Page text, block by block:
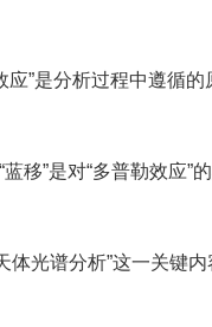
”是分析过程中遵循的
移”是对“多普勒效应”
光谱分析”这一关键内